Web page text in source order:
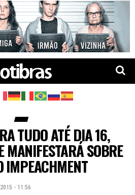
TUDO ATÉ DIA 16,
MANIFESTARÁ SOBRE
IMPEACHMENT
- 11:56